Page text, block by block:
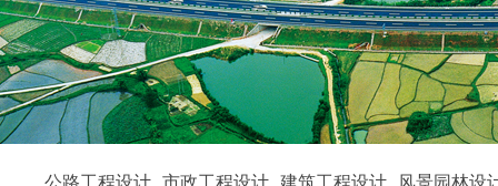
公路工程设计 市政工程设计 建筑工程设计 风景园林设